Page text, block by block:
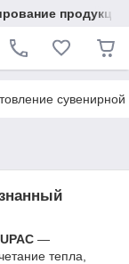
—
тепла,